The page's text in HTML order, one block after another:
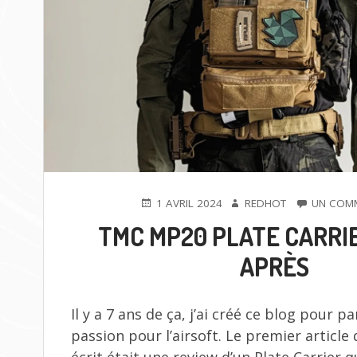
PUBLIÉ1 AVRIL 2024 AUTEUR
REDHOT UN
TMC MP20 PLATE
APRÈS
Il y a 7 ans de ça, j’ai créé ce blog pour
passion pour l’airsoft. Le premier article